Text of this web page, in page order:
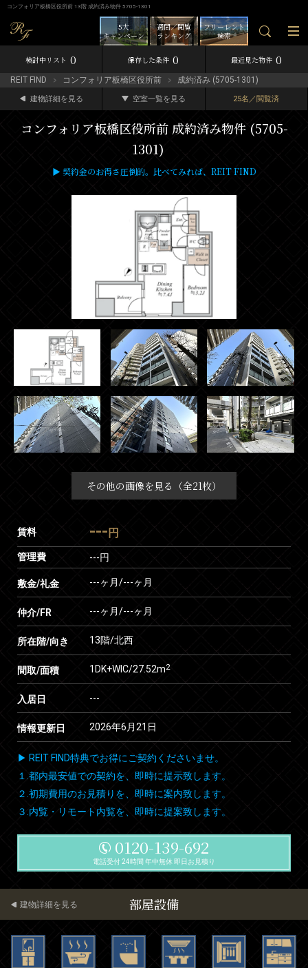
コンフォリア板橋区役所前 13階 成約済み物件 5705-1301
フリーレント
検索
週間／閲覧
ランキング
5大
キャンペーン
検討中リスト 0 保存した条件 0 最近見た物件 0
REIT FIND コンフォリア板橋区役所前 成約済み (5705-1301)
建物詳細を見る 空室一覧を見る 25名／閲覧済
コンフォリア板橋区役所前 成約済み物件 (5705-
1301)
▶ 契約金のお得さ圧倒的。比べてみれば、REIT FIND
その他の画像を見る（全21枚）
賃料 --- 円
管理費 ---円
敷金/礼金 ---ヶ月/---ヶ月
仲介/FR ---ヶ月/---ヶ月
所在階/向き 13階/北西
間取/面積 1DK+WIC/27.52m2
入居日 ---
情報更新日 2026年6月21日
▶ REIT FIND特典でお得にご契約くださいませ。
１.都内最安値での契約を、即時に提示致します。
２.初期費用のお見積りを、即時に案内致します。
３.内覧・リモート内覧を、即時に提案致します。
0120-139-692
電話受付 24時間 年中無休 即日お見積り
部屋設備
建物詳細を見る